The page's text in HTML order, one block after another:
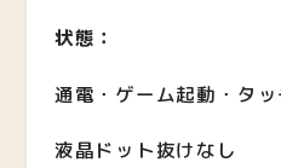
状態：
通電・ゲーム起動・タ
液晶ドット抜けなし